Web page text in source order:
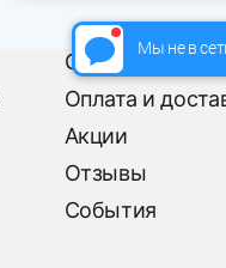
О фабрике
Оплата и
Акции
Отзывы
События
Мы не в